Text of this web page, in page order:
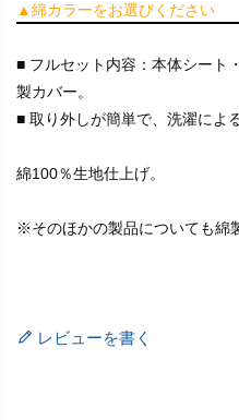
▲綿カラーをお選びください
■ フルセット内容：本体シート
製カバー。
■ 取り外しが簡単で、洗濯によ
綿100％生地仕上げ。
※そのほかの製品についても綿
レビューを書く